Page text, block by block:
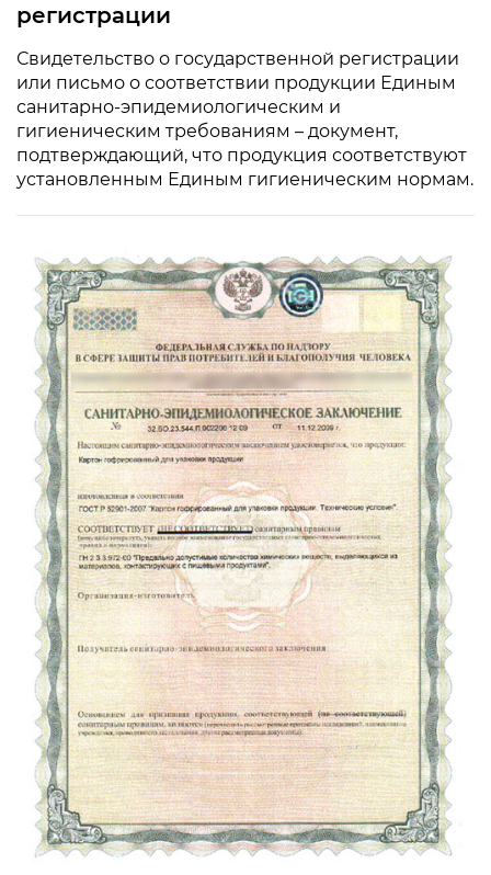
регистрации
Свидетельство о государственной регистрации
или письмо о соответствии продукции Единым
санитарно-эпидемиологическим и
гигиеническим требованиям – документ,
подтверждающий, что продукция соответствуют
установленным Единым гигиеническим нормам.